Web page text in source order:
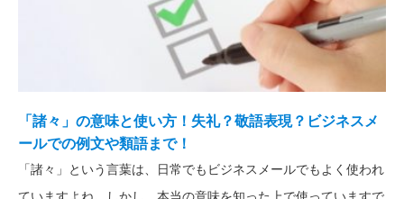
「諸々」の意味と使い方！失礼？敬語表現？ビジネスメ
ールでの例文や類語まで！
「諸々」という言葉は、日常でもビジネスメールでもよく使われ
ていますよね。しかし、本当の意味を知った上で使っていますで